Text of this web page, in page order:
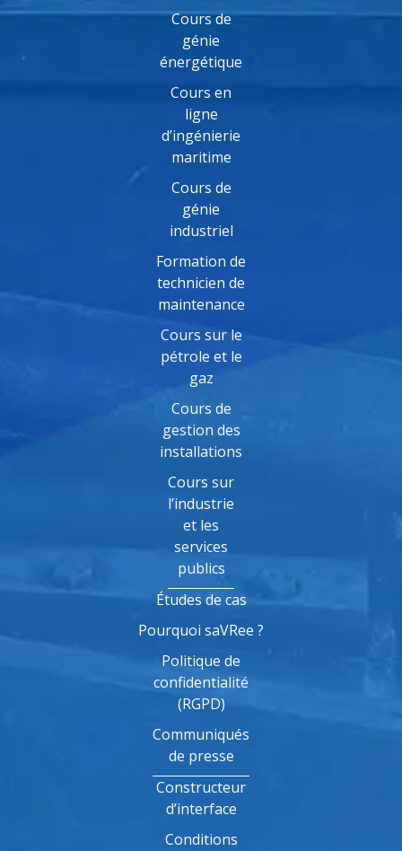
Cours de
génie
énergétique
Cours en
ligne
d’ingénierie
maritime
Cours de
génie
industriel
Formation de
technicien de
maintenance
Cours sur le
pétrole et le
gaz
Cours de
gestion des
installations
Cours sur
l’industrie
et les
services
publics
Études de cas
Pourquoi saVRee ?
Politique de
confidentialité
(RGPD)
Communiqués
de presse
Constructeur
d’interface
Conditions